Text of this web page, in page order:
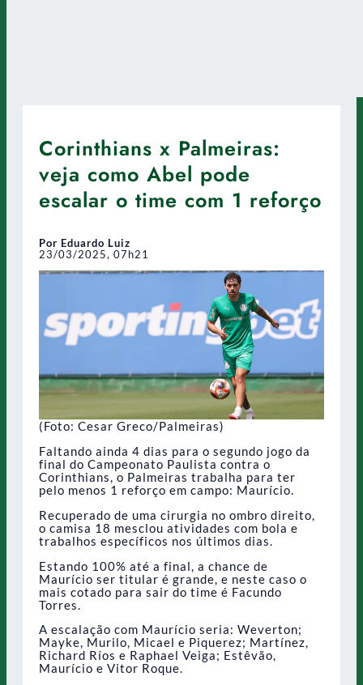
Corinthians x Palmeiras:
veja como Abel pode
escalar o time com 1 reforço
Por Eduardo Luiz
23/03/2025, 07h21
(Foto: Cesar Greco/Palmeiras)
Faltando ainda 4 dias para o segundo jogo da
final do Campeonato Paulista contra o
Corinthians, o Palmeiras trabalha para ter
pelo menos 1 reforço em campo: Maurício.
Recuperado de uma cirurgia no ombro direito,
o camisa 18 mesclou atividades com bola e
trabalhos específicos nos últimos dias.
Estando 100% até a final, a chance de
Maurício ser titular é grande, e neste caso o
mais cotado para sair do time é Facundo
Torres.
A escalação com Maurício seria: Weverton;
Mayke, Murilo, Micael e Piquerez; Martínez,
Richard Ríos e Raphael Veiga; Estêvão,
Maurício e Vitor Roque.